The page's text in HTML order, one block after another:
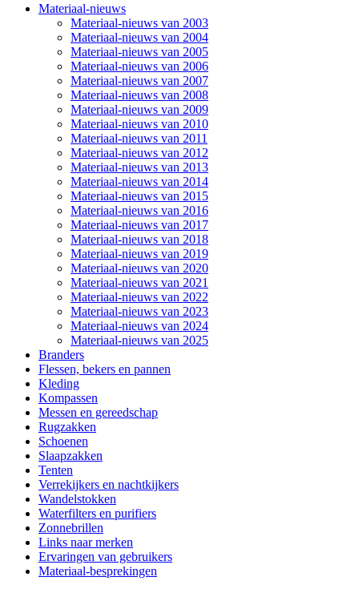
Materiaal-nieuws
Materiaal-nieuws van 2003
Materiaal-nieuws van 2004
Materiaal-nieuws van 2005
Materiaal-nieuws van 2006
Materiaal-nieuws van 2007
Materiaal-nieuws van 2008
Materiaal-nieuws van 2009
Materiaal-nieuws van 2010
Materiaal-nieuws van 2011
Materiaal-nieuws van 2012
Materiaal-nieuws van 2013
Materiaal-nieuws van 2014
Materiaal-nieuws van 2015
Materiaal-nieuws van 2016
Materiaal-nieuws van 2017
Materiaal-nieuws van 2018
Materiaal-nieuws van 2019
Materiaal-nieuws van 2020
Materiaal-nieuws van 2021
Materiaal-nieuws van 2022
Materiaal-nieuws van 2023
Materiaal-nieuws van 2024
Materiaal-nieuws van 2025
Branders
Flessen, bekers en pannen
Kleding
Kompassen
Messen en gereedschap
Rugzakken
Schoenen
Slaapzakken
Tenten
Verrekijkers en nachtkijkers
Wandelstokken
Waterfilters en purifiers
Zonnebrillen
Links naar merken
Ervaringen van gebruikers
Materiaal-besprekingen